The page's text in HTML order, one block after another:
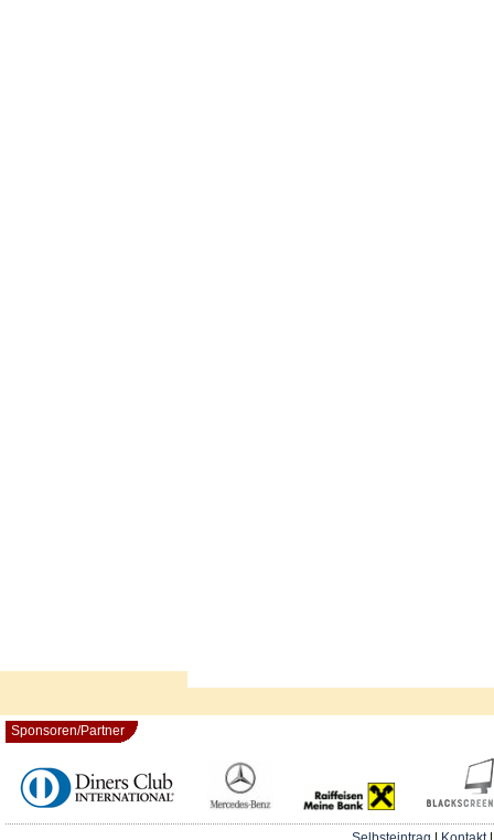
Sponsoren/Partner